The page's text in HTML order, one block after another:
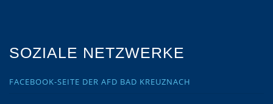
SOZIALE NETZWERKE
FACEBOOK-SEITE DER AFD BAD KREUZNACH